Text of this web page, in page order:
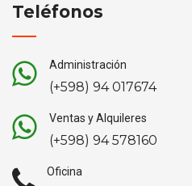
Teléfonos
Administración
(+598) 94 017674
Ventas y Alquileres
(+598) 94 578160
Oficina